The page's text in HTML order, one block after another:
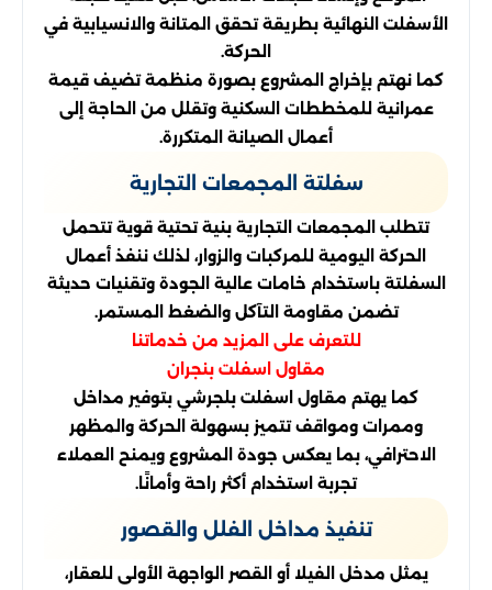
الأسفلت النهائية بطريقة تحقق المتانة والانسيابية في
الحركة.
كما نهتم بإخراج المشروع بصورة منظمة تضيف قيمة
عمرانية للمخططات السكنية وتقلل من الحاجة إلى
أعمال الصيانة المتكررة.
سفلتة المجمعات التجارية
تتطلب المجمعات التجارية بنية تحتية قوية تتحمل
الحركة اليومية للمركبات والزوار، لذلك ننفذ أعمال
السفلتة باستخدام خامات عالية الجودة وتقنيات حديثة
تضمن مقاومة التآكل والضغط المستمر.
للتعرف على المزيد من خدماتنا
مقاول اسفلت بنجران
كما يهتم مقاول اسفلت بلجرشي بتوفير مداخل
وممرات ومواقف تتميز بسهولة الحركة والمظهر
الاحترافي، بما يعكس جودة المشروع ويمنح العملاء
تجربة استخدام أكثر راحة وأمانًا.
تنفيذ مداخل الفلل والقصور
يمثل مدخل الفيلا أو القصر الواجهة الأولى للعقار،